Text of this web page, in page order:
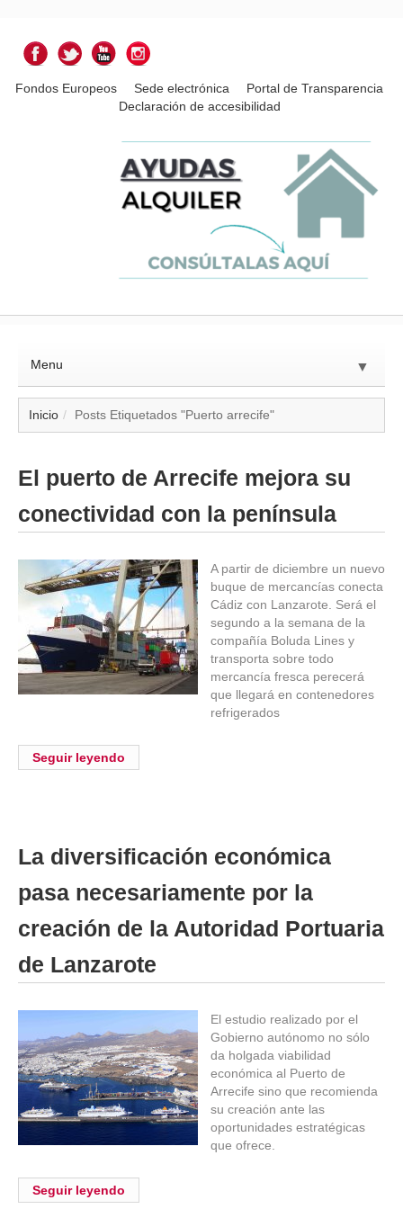
Fondos Europeos Sede electrónica
Portal de Transparencia
Declaración de accesibilidad
Menu ▼
▼
▼
▼
Inicio Posts Etiquetados "Puerto arrecife"
El puerto de Arrecife mejora su
conectividad con la península
A partir de diciembre un nuevo
buque de mercancías conecta
Cádiz con Lanzarote. Será el
segundo a la semana de la
compañía Boluda Lines y
transporta sobre todo
mercancía fresca perecerá
que llegará en contenedores
refrigerados
Seguir leyendo
La diversificación económica
pasa necesariamente por la
creación de la Autoridad Portuaria
de Lanzarote
El estudio realizado por el
Gobierno autónomo no sólo
da holgada viabilidad
económica al Puerto de
Arrecife sino que recomienda
su creación ante las
oportunidades estratégicas
que ofrece.
Seguir leyendo